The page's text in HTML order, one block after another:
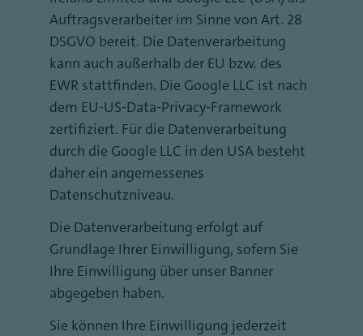
Auftragsverarbeiter im Sinne von Art. 28
DSGVO bereit. Die Datenverarbeitung
kann auch außerhalb der EU bzw. des
EWR stattfinden. Die Google LLC ist nach
dem EU-US-Data-Privacy-Framework
zertifiziert. Für die Datenverarbeitung
durch die Google LLC in den USA besteht
daher ein angemessenes
Datenschutzniveau.
Die Datenverarbeitung erfolgt auf
Grundlage Ihrer Einwilligung, sofern Sie
Ihre Einwilligung über unser Banner
abgegeben haben.
Sie können Ihre Einwilligung jederzeit